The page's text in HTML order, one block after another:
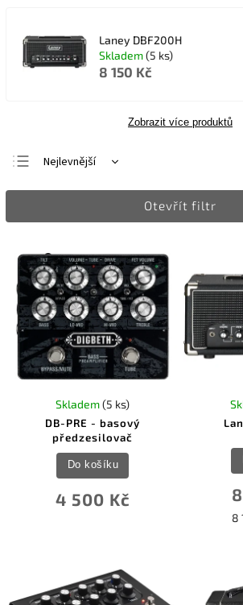
Laney DBF200H
Skladem(5 ks)
8 150 Kč
Zobrazit více produktů
Nejlevnější
Nejdražší
Otevřít filtr
DB-PRE - basový
předzesilovač
Skladem(5 ks)
4 500 Kč
Do košíku
8